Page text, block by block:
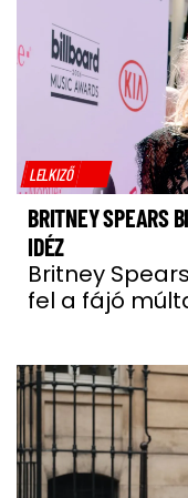
LELKIZŐ
BRITNEY SPEARS
IDÉZ
Britney
fel a fájó